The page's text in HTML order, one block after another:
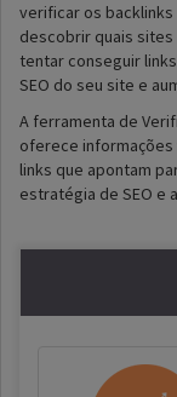
verificar os
descobrir quais
tentar conseguir
SEO do seu site e
A ferramenta de
oferece informações
links que apontam
estratégia de SEO e